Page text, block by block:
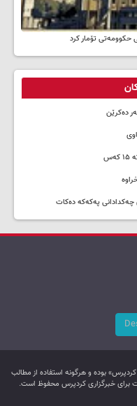
حکوومەتی تۆمار کرد
دەکرێن
چەکدادانی پەکەکە دەکات
بوده و هرگونه استفاده از مطالب
برای خبرگزاری کردپرس محفوظ است.